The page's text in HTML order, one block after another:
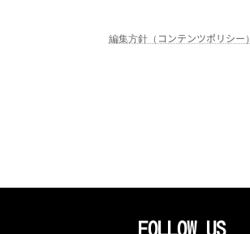
編集方針（コンテンツポリシー）
FOLLOW US